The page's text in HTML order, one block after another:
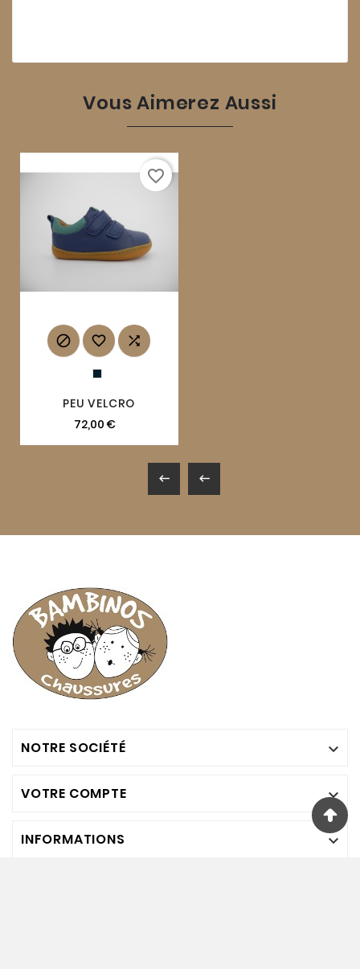
Vous Aimerez Aussi
  
PEU VELCRO
72,00 €
favorite_border
 
NOTRE SOCIÉTÉ 
VOTRE COMPTE 
INFORMATIONS 